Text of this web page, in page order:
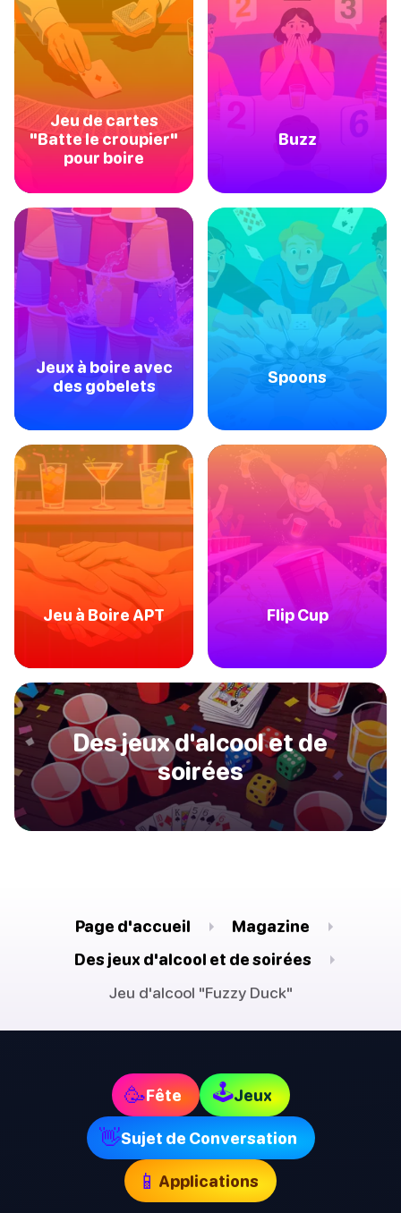
Jeu de cartes
"Batte le croupier"
pour boire
Buzz
Jeux à boire avec
des gobelets
Spoons
Jeu à Boire APT Flip Cup
Des jeux d'alcool et de
soirées
Page d'accueil
Magazine
Des jeux d'alcool et de soirées
Jeu d'alcool "Fuzzy Duck"
🥳Fête 🕹Jeux
👋Sujet de Conversation
📱 Applications